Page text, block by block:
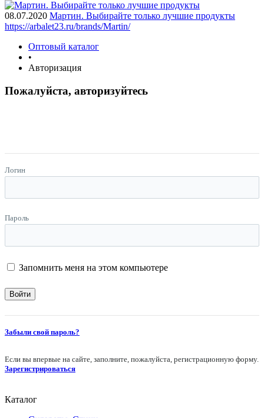
08.07.2020 Мартин. Выбирайте только лучшие продукты
https://arbalet23.ru/brands/Martin/
Оптовый каталог
•
Авторизация
Пожалуйста, авторизуйтесь
Логин
Пароль
Запомнить меня на этом компьютере
Забыли свой пароль?
Если вы впервые на сайте, заполните, пожалуйста, регистрационную форму.
Зарегистрироваться
Каталог